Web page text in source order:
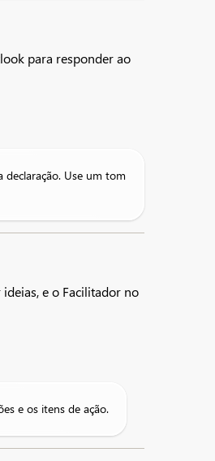
para responder ao
Use um tom
e o Facilitador no
e os itens de ação.